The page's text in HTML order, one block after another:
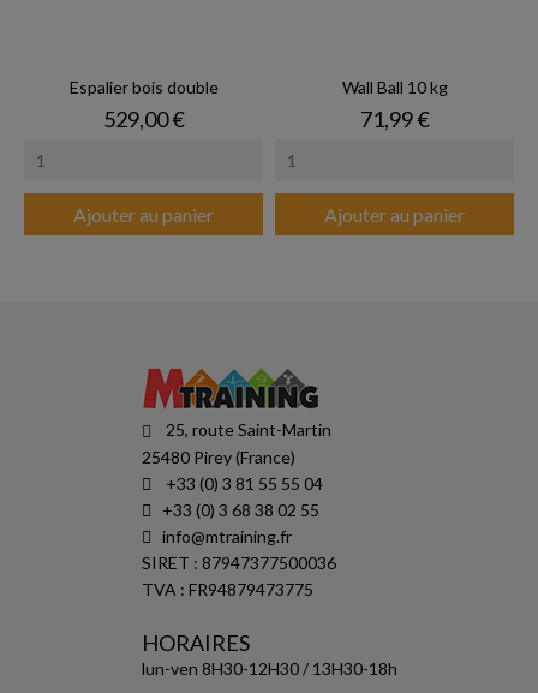
Espalier bois double
Prix
529,00 €
Ajouter au panier
Wall Ball 10 kg
Prix
71,99 €
Ajouter au panier
25, route Saint-Martin
25480 Pirey (France)
+33 (0) 3 81 55 55 04
+33 (0) 3 68 38 02 55
info@mtraining.fr
SIRET : 87947377500036
TVA : FR94879473775
HORAIRES
lun-ven 8H30-12H30 / 13H30-18h